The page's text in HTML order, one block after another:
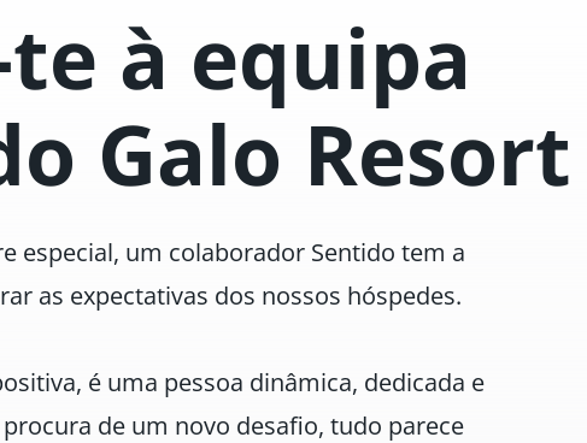
à equipa
Galo Resort
especial, um colaborador Sentido tem a
as expectativas dos nossos hóspedes.
é uma pessoa dinâmica, dedicada e
de um novo desafio, tudo parece